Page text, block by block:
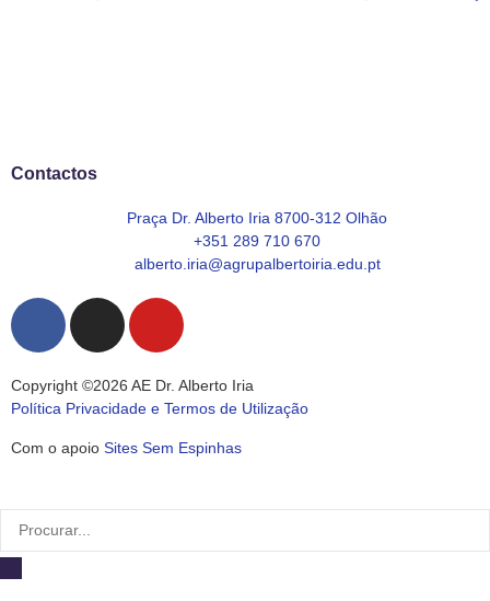
Contactos
Praça Dr. Alberto Iria 8700-312 Olhão
+351 289 710 670
alberto.iria@agrupalbertoiria.edu.pt
Copyright ©2026 AE Dr. Alberto Iria
Política Privacidade e Termos de Utilização
Com o apoio Sites Sem Espinhas